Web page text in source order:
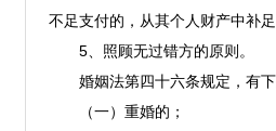
不足支付的，从其个人财产中补足
5、照顾无过错方的原则。
婚姻法第四十六条规定，有下
（一）重婚的；